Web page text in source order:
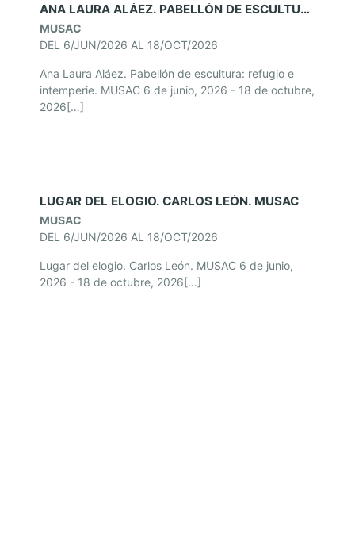
ANA LAURA ALÁEZ. PABELLÓN DE ESCULTURA: REFUGIO E INTEMPERIE. MUSAC
MUSAC
DEL 6/JUN/2026 AL 18/OCT/2026
Ana Laura Aláez. Pabellón de escultura: refugio e
intemperie. MUSAC 6 de junio, 2026 - 18 de octubre,
2026[…]
LUGAR DEL ELOGIO. CARLOS LEÓN. MUSAC
MUSAC
DEL 6/JUN/2026 AL 18/OCT/2026
Lugar del elogio. Carlos León. MUSAC 6 de junio,
2026 - 18 de octubre, 2026[…]